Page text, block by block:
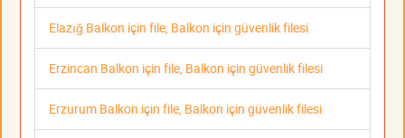
Elazığ Balkon için file, Balkon için güvenlik filesi
Erzincan Balkon için file, Balkon için güvenlik filesi
Erzurum Balkon için file, Balkon için güvenlik filesi